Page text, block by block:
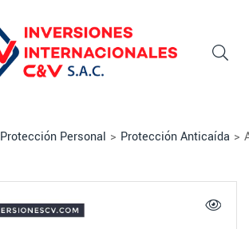
Protección Personal > Protección Anticaída >